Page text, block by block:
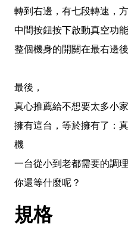
轉到右邊，有七段轉速，
中間按鈕按下啟動真空功能
整個機身的開關在最右邊後
最後，
真心推薦給不想要太多小
擁有這台，等於擁有了：
機
一台從小到老都需要的調理
你還等什麼呢？
規格